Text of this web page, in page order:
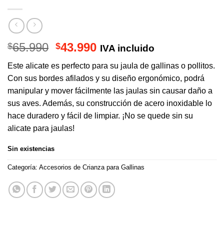
$65.990 El
original
era:
$65.990.
$43.990El
actual
es:
$43.990.
IVA incluido
Este alicate es perfecto para su jaula de gallinas o pollitos.
Con sus bordes afilados y su diseño ergonómico, podrá
manipular y mover fácilmente las jaulas sin causar daño a
sus aves. Además, su construcción de acero inoxidable lo
hace duradero y fácil de limpiar. ¡No se quede sin su
alicate para jaulas!
Sin existencias
Categoría: Accesorios de Crianza para Gallinas